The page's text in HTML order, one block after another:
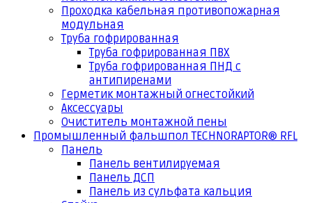
Проходка кабельная противопожарная
модульная
Труба гофрированная
Труба гофрированная ПВХ
Труба гофрированная ПНД с
антипиренами
Герметик монтажный огнестойкий
Аксессуары
Очиститель монтажной пены
Промышленный фальшпол TECHNORAPTOR® RFL
Панель
Панель вентилируемая
Панель ДСП
Панель из сульфата кальция